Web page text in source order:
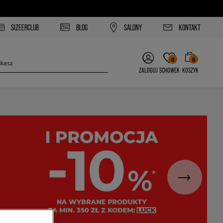
SIZEERCLUB BLOG SALONY KONTAKT
ZALOGUJ
0
SCHOWEK
0
KOSZYK